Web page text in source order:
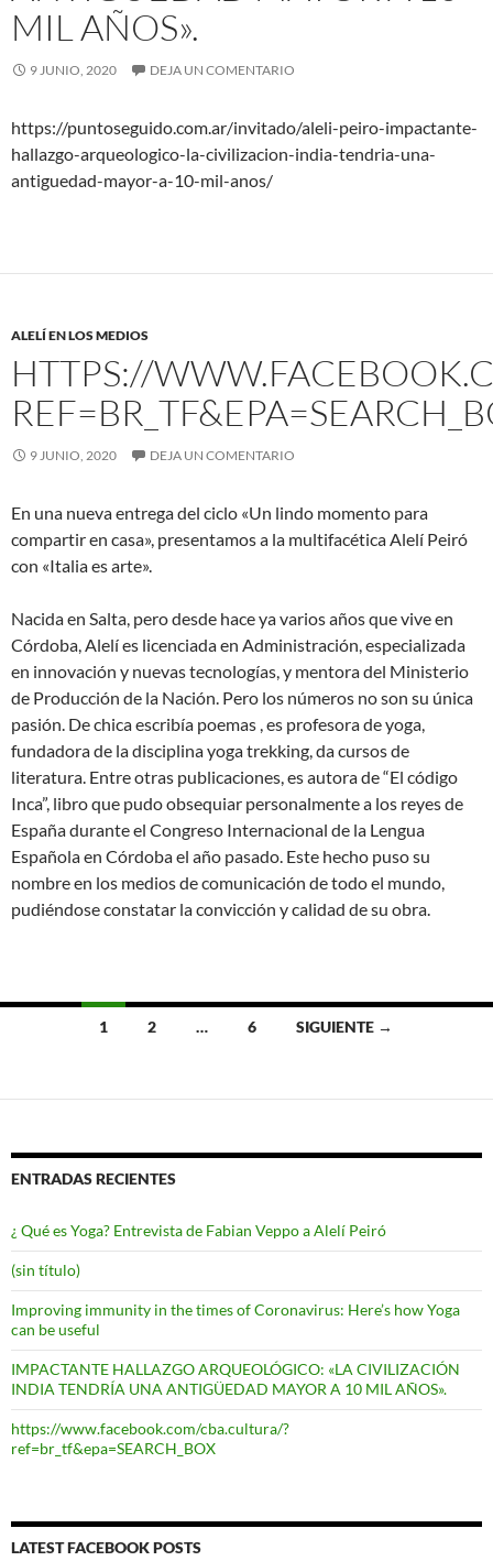
MIL AÑOS».
9 JUNIO, 2020 DEJA UN COMENTARIO
https://puntoseguido.com.ar/invitado/aleli-peiro-impactante-
hallazgo-arqueologico-la-civilizacion-india-tendria-una-
antiguedad-mayor-a-10-mil-anos/
ALELÍ EN LOS MEDIOS
HTTPS://
9 JUNIO, 2020 DEJA UN COMENTARIO
En una nueva entrega del ciclo «Un lindo momento para
compartir en casa», presentamos a la multifacética Alelí Peiró
con «Italia es arte».
Nacida en Salta, pero desde hace ya varios años que vive en
Córdoba, Alelí es licenciada en Administración, especializada
en innovación y nuevas tecnologías, y mentora del Ministerio
de Producción de la Nación. Pero los números no son su única
pasión. De chica escribía poemas , es profesora de yoga,
fundadora de la disciplina yoga trekking, da cursos de
literatura. Entre otras publicaciones, es autora de “El código
Inca”, libro que pudo obsequiar personalmente a los reyes de
España durante el Congreso Internacional de la Lengua
Española en Córdoba el año pasado. Este hecho puso su
nombre en los medios de comunicación de todo el mundo,
pudiéndose constatar la convicción y calidad de su obra.
las
1 2 … 6 SIGUIENTE →
ENTRADAS RECIENTES
¿ Qué es Yoga? Entrevista de Fabian Veppo a Alelí Peiró
(sin título)
Improving immunity in the times of Coronavirus: Here’s how Yoga
can be useful
IMPACTANTE HALLAZGO ARQUEOLÓGICO: «LA CIVILIZACIÓN
INDIA TENDRÍA UNA ANTIGÜEDAD MAYOR A 10 MIL AÑOS».
https://www.facebook.com/cba.cultura/?
ref=br_tf&epa=SEARCH_BOX
LATEST FACEBOOK POSTS